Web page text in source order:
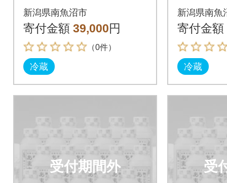
つくったあまさけ(41
0g×20本)
新潟県南魚沼市
寄付金額 39,000円
（0件）
冷蔵
つくっ
0g×20本
新潟県南魚
寄付金額
冷蔵
受付期間外 受